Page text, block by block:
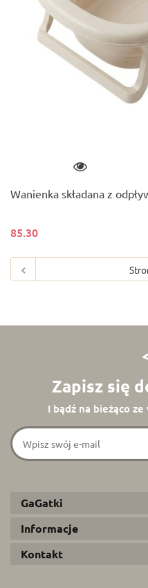
Wanienka składana z
85.30
Zapisz się
I bądź na bieżąco
GaGatki
Informacje
Kontakt